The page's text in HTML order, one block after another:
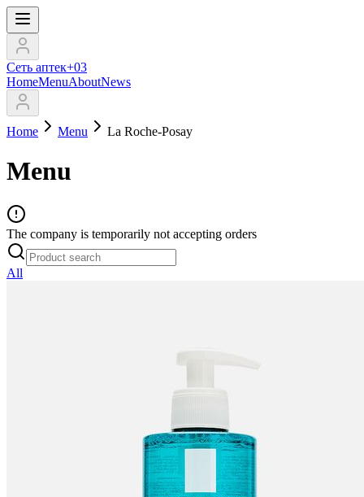
Сеть аптек+03
HomeMenuAboutNews
Home Menu La Roche-Posay
Menu
The company is temporarily not accepting orders
All